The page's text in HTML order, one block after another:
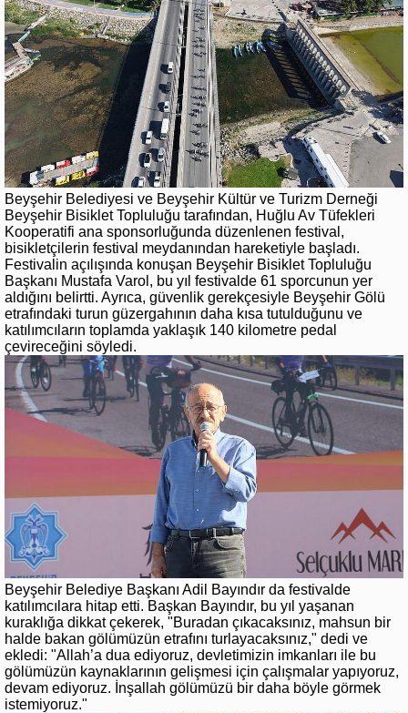
Beyşehir Belediyesi ve Beyşehir Kültür ve Turizm Derneği
Beyşehir Bisiklet Topluluğu tarafından, Huğlu Av Tüfekleri
Kooperatifi ana sponsorluğunda düzenlenen festival,
bisikletçilerin festival meydanından hareketiyle başladı.
Festivalin açılışında konuşan Beyşehir Bisiklet Topluluğu
Başkanı Mustafa Varol, bu yıl festivalde 61 sporcunun yer
aldığını belirtti. Ayrıca, güvenlik gerekçesiyle Beyşehir Gölü
etrafındaki turun güzergahının daha kısa tutulduğunu ve
katılımcıların toplamda yaklaşık 140 kilometre pedal
çevireceğini söyledi.
Beyşehir Belediye Başkanı Adil Bayındır da festivalde
katılımcılara hitap etti. Başkan Bayındır, bu yıl yaşanan
kuraklığa dikkat çekerek, "Buradan çıkacaksınız, mahsun bir
halde bakan gölümüzün etrafını turlayacaksınız," dedi ve
ekledi: "Allah’a dua ediyoruz, devletimizin imkanları ile bu
gölümüzün kaynaklarının gelişmesi için çalışmalar yapıyoruz,
devam ediyoruz. İnşallah gölümüzü bir daha böyle görmek
istemiyoruz."